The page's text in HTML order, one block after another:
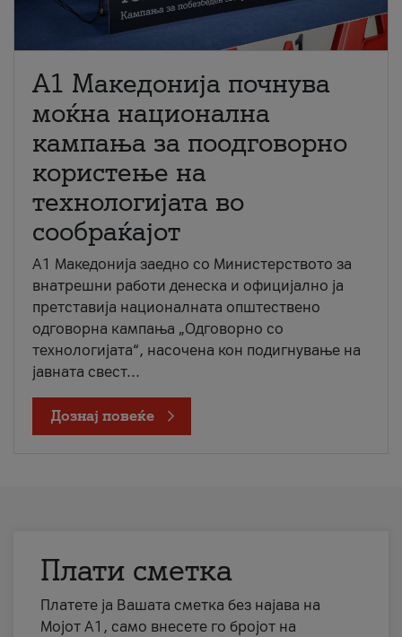
A1 Македонија почнува
моќна национална
кампања за поодговорно
користење на
технологијата во
сообраќајот
A1 Македонија заедно со Министерството за
внатрешни работи денеска и официјално ја
претставија националната општествено
одговорна кампања „Одговорно со
технологијата“, насочена кон подигнување на
јавната свест...
Дознај повеќе
Плати сметка
Платете ја Вашата сметка без најава на
Мојот А1, само внесете го бројот на